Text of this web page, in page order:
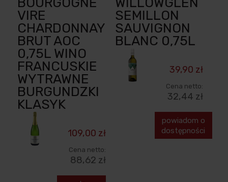
VIRE
CHARDONNAY
BRUT AOC
0,75L WINO
FRANCUSKIE
WYTRAWNE
BURGUNDZKI
KLASYK
109,00 zł
Cena netto:
88,62 zł
SEMILLON
SAUVIGNON
BLANC 0,75L
39,90 zł
Cena netto:
32,44 zł
powiadom o
dostępności